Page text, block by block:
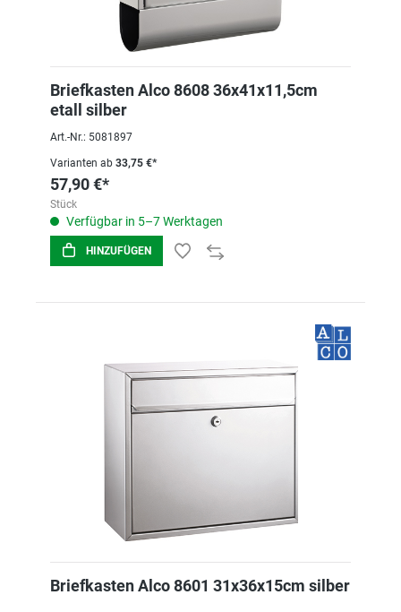
Briefkasten Alco 8608 36x41x11,5cm
etall silber
Art.-Nr.: 5081897
Varianten ab 33,75 €*
57,90 €*
Stück
Verfügbar in 5–7 Werktagen
HINZUFÜGEN
Briefkasten Alco 8601 31x36x15cm silber